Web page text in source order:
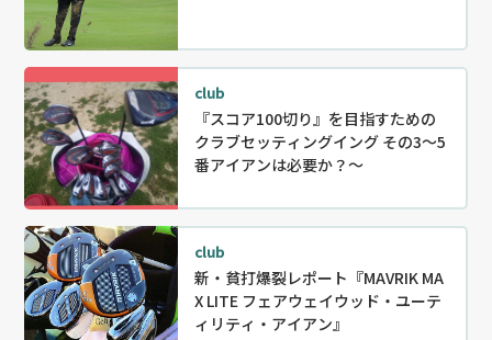
club
『スコア100切り』を目指すための
クラブセッティングイング その3～5
番アイアンは必要か？～
club
新・貧打爆裂レポート『MAVRIK MA
X LITE フェアウェイウッド・ユーテ
ィリティ・アイアン』